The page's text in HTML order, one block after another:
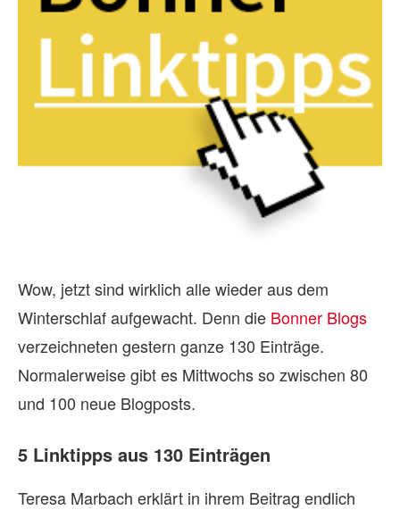
Wow, jetzt sind wirklich alle wieder aus dem
Winterschlaf aufgewacht. Denn die Bonner Blogs
verzeichneten gestern ganze 130 Einträge.
Normalerweise gibt es Mittwochs so zwischen 80
und 100 neue Blogposts.
5 Linktipps aus 130 Einträgen
Teresa Marbach erklärt in ihrem Beitrag endlich